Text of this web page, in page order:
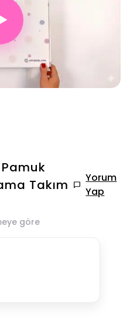
Takım
Yorum
Yap
göre